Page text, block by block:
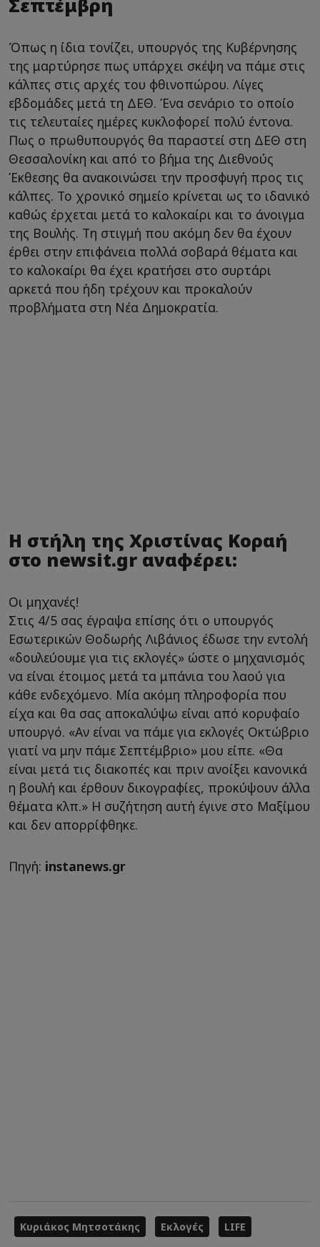
Σεπτέμβρη
Όπως η ίδια τονίζει, υπουργός της Κυβέρνησης
της μαρτύρησε πως υπάρχει σκέψη να πάμε στις
κάλπες στις αρχές του φθινοπώρου. Λίγες
εβδομάδες μετά τη ΔΕΘ. Ένα σενάριο το οποίο
τις τελευταίες ημέρες κυκλοφορεί πολύ έντονα.
Πως ο πρωθυπουργός θα παραστεί στη ΔΕΘ στη
Θεσσαλονίκη και από το βήμα της Διεθνούς
Έκθεσης θα ανακοινώσει την προσφυγή προς τις
κάλπες. Το χρονικό σημείο κρίνεται ως το ιδανικό
καθώς έρχεται μετά το καλοκαίρι και το άνοιγμα
της Βουλής. Τη στιγμή που ακόμη δεν θα έχουν
έρθει στην επιφάνεια πολλά σοβαρά θέματα και
το καλοκαίρι θα έχει κρατήσει στο συρτάρι
αρκετά που ήδη τρέχουν και προκαλούν
προβλήματα στη Νέα Δημοκρατία.
Η στήλη της Χριστίνας Κοραή
στο newsit.gr αναφέρει:
Οι μηχανές!
Στις 4/5 σας έγραψα επίσης ότι ο υπουργός
Εσωτερικών Θοδωρής Λιβάνιος έδωσε την εντολή
«δουλεύουμε για τις εκλογές» ώστε ο μηχανισμός
να είναι έτοιμος μετά τα μπάνια του λαού για
κάθε ενδεχόμενο. Μία ακόμη πληροφορία που
είχα και θα σας αποκαλύψω είναι από κορυφαίο
υπουργό. «Αν είναι να πάμε για εκλογές Οκτώβριο
γιατί να μην πάμε Σεπτέμβριο» μου είπε. «Θα
είναι μετά τις διακοπές και πριν ανοίξει κανονικά
η βουλή και έρθουν δικογραφίες, προκύψουν άλλα
θέματα κλπ.» Η συζήτηση αυτή έγινε στο Μαξίμου
και δεν απορρίφθηκε.
Πηγή: instanews.gr
Κυριάκος Μητσοτάκης Εκλογές LIFE